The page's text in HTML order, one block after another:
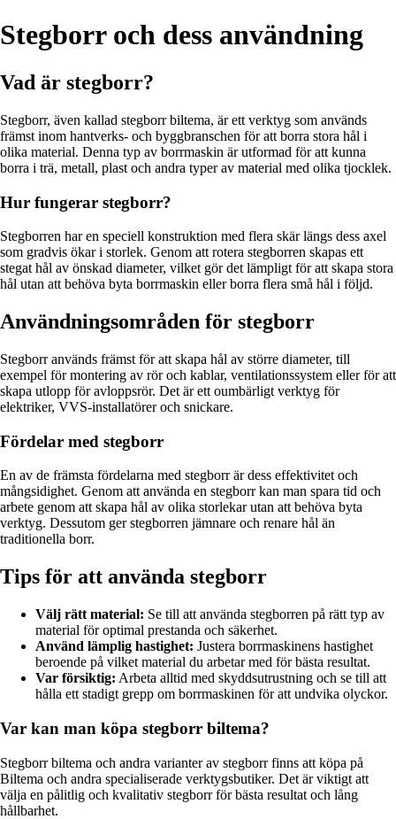
Stegborr och dess användning
Vad är stegborr?
Stegborr, även kallad stegborr biltema, är ett verktyg som används
främst inom hantverks- och byggbranschen för att borra stora hål i
olika material. Denna typ av borrmaskin är utformad för att kunna
borra i trä, metall, plast och andra typer av material med olika tjocklek.
Hur fungerar stegborr?
Stegborren har en speciell konstruktion med flera skär längs dess axel
som gradvis ökar i storlek. Genom att rotera stegborren skapas ett
stegat hål av önskad diameter, vilket gör det lämpligt för att skapa stora
hål utan att behöva byta borrmaskin eller borra flera små hål i följd.
Användningsområden för stegborr
Stegborr används främst för att skapa hål av större diameter, till
exempel för montering av rör och kablar, ventilationssystem eller för att
skapa utlopp för avloppsrör. Det är ett oumbärligt verktyg för
elektriker, VVS-installatörer och snickare.
Fördelar med stegborr
En av de främsta fördelarna med stegborr är dess effektivitet och
mångsidighet. Genom att använda en stegborr kan man spara tid och
arbete genom att skapa hål av olika storlekar utan att behöva byta
verktyg. Dessutom ger stegborren jämnare och renare hål än
traditionella borr.
Tips för att använda stegborr
Välj rätt material: Se till att använda stegborren på rätt typ av
material för optimal prestanda och säkerhet.
Använd lämplig hastighet: Justera borrmaskinens hastighet
beroende på vilket material du arbetar med för bästa resultat.
Var försiktig: Arbeta alltid med skyddsutrustning och se till att
hålla ett stadigt grepp om borrmaskinen för att undvika olyckor.
Var kan man köpa stegborr biltema?
Stegborr biltema och andra varianter av stegborr finns att köpa på
Biltema och andra specialiserade verktygsbutiker. Det är viktigt att
välja en pålitlig och kvalitativ stegborr för bästa resultat och lång
hållbarhet.